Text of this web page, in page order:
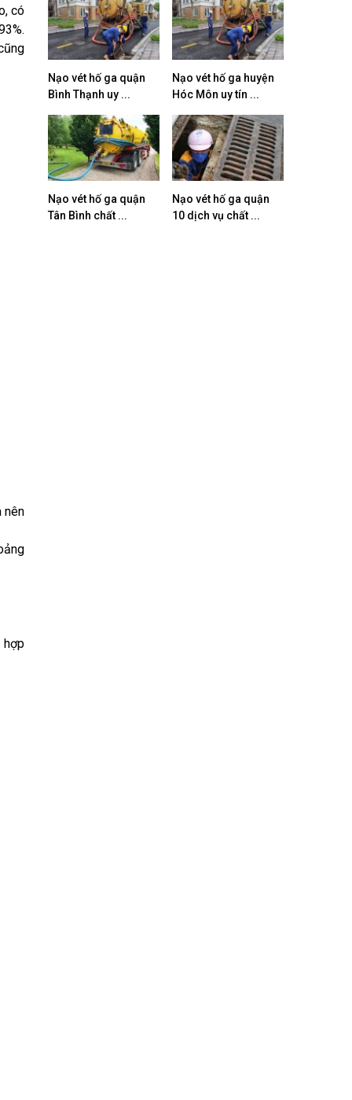
có
nên
hợp
Nạo vét hố ga quận
Bình Thạnh uy ...
Nạo vét hố ga huyện
Hóc Môn uy tín ...
Nạo vét hố ga quận
Tân Bình chất ...
Nạo vét hố ga quận
10 dịch vụ chất ...